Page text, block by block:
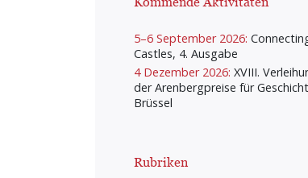
5–6 September 2026:
Castles, 4. Ausgabe
4 Dezember 2026: XVIII.
der Arenbergpreise für
Brüssel
Rubriken